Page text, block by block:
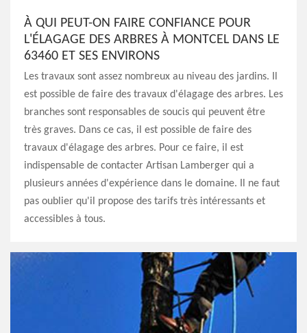
À QUI PEUT-ON FAIRE CONFIANCE POUR
L'ÉLAGAGE DES ARBRES À MONTCEL DANS LE
63460 ET SES ENVIRONS
Les travaux sont assez nombreux au niveau des jardins. Il
est possible de faire des travaux d'élagage des arbres. Les
branches sont responsables de soucis qui peuvent être
très graves. Dans ce cas, il est possible de faire des
travaux d'élagage des arbres. Pour ce faire, il est
indispensable de contacter Artisan Lamberger qui a
plusieurs années d'expérience dans le domaine. Il ne faut
pas oublier qu'il propose des tarifs très intéressants et
accessibles à tous.